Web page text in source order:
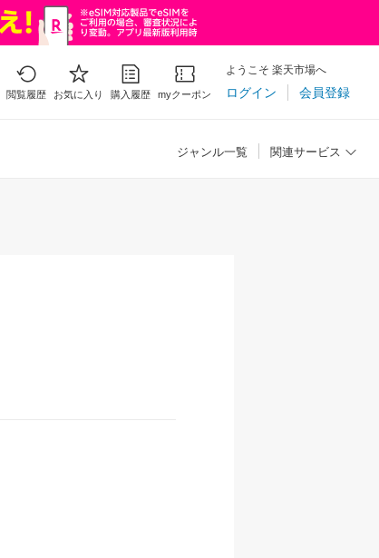
閲覧履歴 お気に入り 購入履歴 myクーポン
ようこそ 楽天市場へ
ログイン 会員登録
ジャンル一覧 関連サービス